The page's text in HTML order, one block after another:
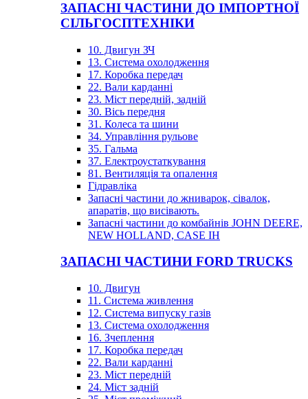
ЗАПАСНІ ЧАСТИНИ ДО ІМПОРТНОЇ
СІЛЬГОСПТЕХНІКИ
10. Двигун ЗЧ
13. Система охолодження
17. Коробка передач
22. Вали карданні
23. Міст передній, задній
30. Вісь передня
31. Колеса та шини
34. Управління рульове
35. Гальма
37. Електроустаткування
81. Вентиляція та опалення
Гідравліка
Запасні частини до жниварок, сівалок,
апаратів, що висівають.
Запасні частини до комбайнів JOHN DEERE,
NEW HOLLAND, CASE IH
ЗАПАСНІ ЧАСТИНИ FORD TRUCKS
10. Двигун
11. Система живлення
12. Система випуску газів
13. Система охолодження
16. Зчеплення
17. Коробка передач
22. Вали карданні
23. Міст передній
24. Міст задній